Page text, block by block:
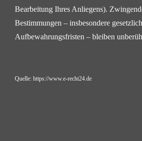
Bearbeitung Ihres Anliegens).
Bestimmungen – insbesondere
Aufbewahrungsfristen – bleiben
Quelle: https://www.e-recht24.de